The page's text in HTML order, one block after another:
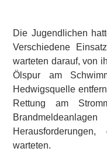
Die Jugendlichen
Verschiedene
warteten darauf, von
Ölspur am
Hedwigsquelle
Rettung am
warteten.